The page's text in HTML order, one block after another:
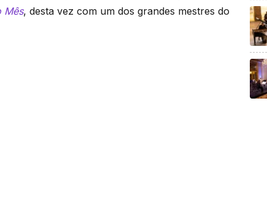
Mês, desta vez com um dos grandes mestres do